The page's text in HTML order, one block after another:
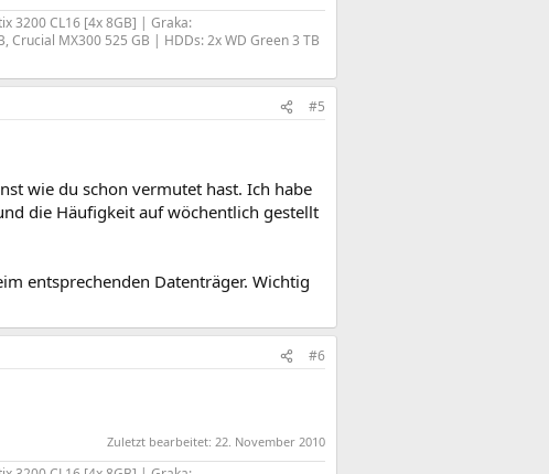
3200 CL16 [4x 8GB] | Graka:
Crucial MX300 525 GB | HDDs: 2x WD Green 3 TB
#5
wie du schon vermutet hast. Ich habe
die Häufigkeit auf wöchentlich gestellt
entsprechenden Datenträger. Wichtig
#6
Zuletzt bearbeitet: 22. November 2010